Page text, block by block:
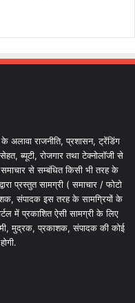
अलावा राजनीति, प्रशासन, ट्रेंडिंग
ब्यूटी, रोजगार तथा टेक्नोलॉजी से
से सम्बंधित किसी भी तरह के
प्रस्तुत सामग्री ( समाचार / फोटो
संपादक इस तरह के सामग्रियों के
में प्रकाशित ऐसी सामग्री के लिए
मुद्रक, प्रकाशक, संपादक की कोई